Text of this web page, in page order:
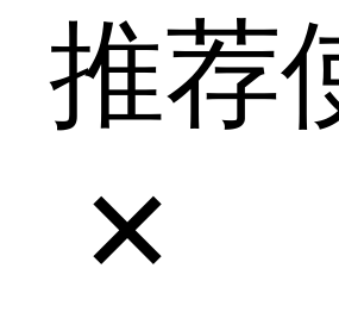
推荐
✕